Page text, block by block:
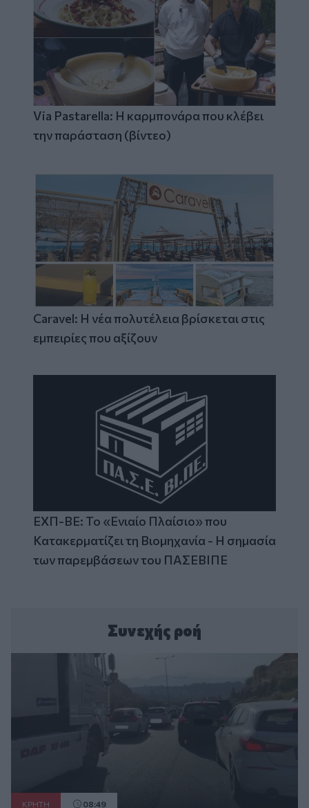
Via Pastarella: Η καρμπονάρα που κλέβει
την παράσταση (βίντεο)
Caravel: Η νέα πολυτέλεια βρίσκεται στις
εμπειρίες που αξίζουν
ΕΧΠ-ΒΕ: Το «Ενιαίο Πλαίσιο» που
Κατακερματίζει τη Βιομηχανία - Η σημασία
των παρεμβάσεων του ΠΑΣΕΒΙΠΕ
Συνεχής ροή
ΚΡΗΤΗ 08:49